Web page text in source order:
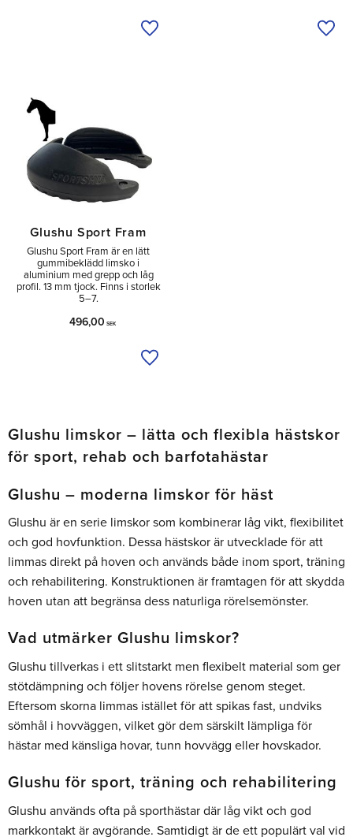
Lägg till i önskelista
Glushu Sport Fram
Glushu Sport Fram är en lätt
gummibeklädd limsko i
aluminium med grepp och låg
profil. 13 mm tjock. Finns i storlek
5–7.
496,00 SEK
Lägg till i önskelista
Glushu limskor – lätta och flexibla hästskor
för sport, rehab och barfotahästar
Glushu – moderna limskor för häst
Glushu är en serie limskor som kombinerar låg vikt, flexibilitet
och god hovfunktion. Dessa hästskor är utvecklade för att
limmas direkt på hoven och används både inom sport, träning
och rehabilitering. Konstruktionen är framtagen för att skydda
hoven utan att begränsa dess naturliga rörelsemönster.
Vad utmärker Glushu limskor?
Glushu tillverkas i ett slitstarkt men flexibelt material som ger
stötdämpning och följer hovens rörelse genom steget.
Eftersom skorna limmas istället för att spikas fast, undviks
sömhål i hovväggen, vilket gör dem särskilt lämpliga för
hästar med känsliga hovar, tunn hovvägg eller hovskador.
Glushu för sport, träning och rehabilitering
Glushu används ofta på sporthästar där låg vikt och god
markkontakt är avgörande. Samtidigt är de ett populärt val vid